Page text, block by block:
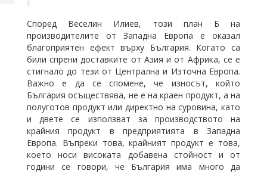
Според Веселин Илиев, този план Б на
производителите от Западна Европа е оказал
благоприятен ефект върху България. Когато са
били спрени доставките от Азия и от Африка, се е
стигнало до тези от Централна и Източна Европа.
Важно е да се спомене, че износът, който
България осъществява, не е на краен продукт, а на
полуготов продукт или директно на суровина, като
и двете се използват за производството на
крайния продукт в предприятията в Западна
Европа. Въпреки това, крайният продукт е това,
което носи високата добавена стойност и от
години се говори, че България има много да